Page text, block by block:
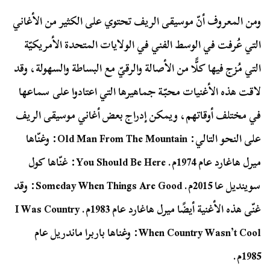
ومن المعروف أنّ موسيقى الريف تحتوي على الكثير من الأغاني
التي عُرفت في الوسط الفني في الولايات المتحدة الأمريكيّة
التي مُزج فيها كلًّا من الأصالة والرقيّ مع البساطة والسهولة، وقد
لاقت هذه الأغنيات محبّة جماهيرها التي اعتادوا على سماعها
في مختلف أوقاتهم، ويمكن إدراج بعض أغاني موسيقى الريف
على النحو التالي: Old Man From The Mountain: وغنّاها
ميرل هاغارد عام 1974م. You Should Be Here: غنّاها كول
سوينديل عا 2015م. Someday When Things Are Good: وقد
غنّى هذه الأغنية أيضًا ميرل هاغارد عام 1983م. I Was Country
When Country Wasn’t Cool: وغناها باربرا ماندريل عام
1985م.